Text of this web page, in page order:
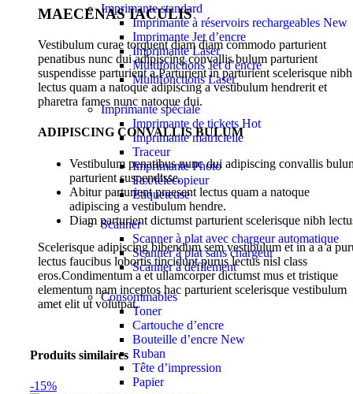
Imprimante standard
Imprimante à réservoirs rechargeables New
Imprimante Jet d’encre
Imprimante Laser
Multifonctions Jet d’encre
Multifonctions Laser
Imprimante spéciale
Imprimante de tickets Hot
Imprimante matricielle
Traceur
Imprimante Photo
Fax/télécopieur
Etiqueteuse
Scanner
Scanner à plat avec chargeur automatique
Scanner à plat sans chargeur
Scanner à défilement
Consommables
Toner
Cartouche d’encre
Bouteille d’encre New
Ruban
Tête d’impression
Papier
MAECENAS IACULIS
Vestibulum curae torquent diam diam commodo parturient
penatibus nunc dui adipiscing convallis bulum parturient
suspendisse parturient a.Parturient in parturient scelerisque nibh
lectus quam a natoque adipiscing a vestibulum hendrerit et
pharetra fames nunc natoque dui.
ADIPISCING CONVALLIS BULUM
Vestibulum penatibus nunc dui adipiscing convallis
parturient suspendisse.
Abitur parturient praesent lectus quam a natoque
adipiscing a vestibulum hendre.
Diam parturient dictumst parturient scelerisque nibh
Scelerisque adipiscing bibendum sem vestibulum et in a a a
lectus faucibus lobortis tincidunt purus lectus nisl class
eros.Condimentum a et ullamcorper dictumst mus et tristique
elementum nam inceptos hac parturient scelerisque vestibulum
amet elit ut volutpat.
Produits similaires
-15%